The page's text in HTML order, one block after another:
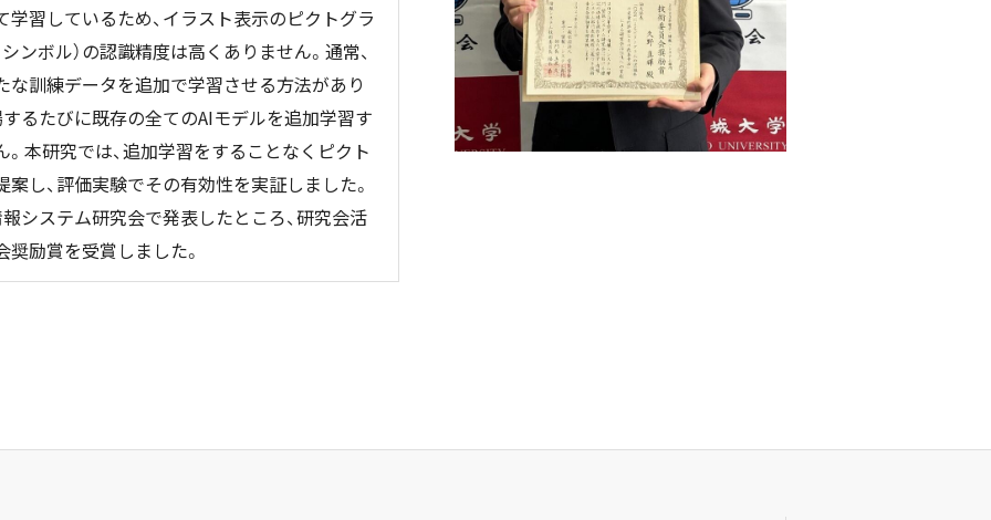
習しているため、イラスト表示のピクトグラ
ンボル）の認識精度は高くありません。通常、
訓練データを追加で学習させる方法があり
るたびに既存の全てのAIモデルを追加学習す
本研究では、追加学習をすることなくピクト
し、評価実験でその有効性を実証しました。
システム研究会で発表したところ、研究会活
励賞を受賞しました。